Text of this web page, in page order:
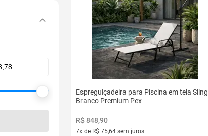
Espreguiçadeira para Piscina em tela Sling
Branco Premium Pex
R$ 848,90
7x de R$ 75,64 sem juros